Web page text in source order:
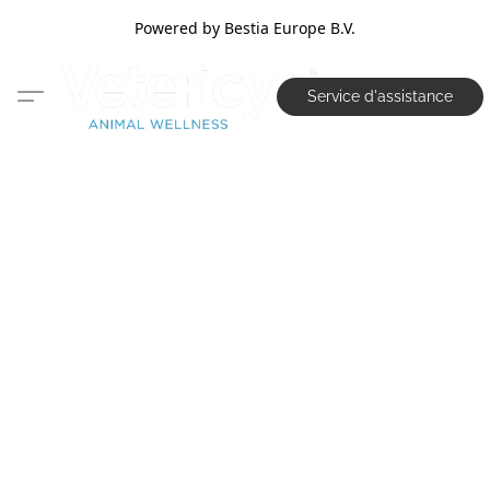
Powered by Bestia Europe B.V.
Service d'assistance